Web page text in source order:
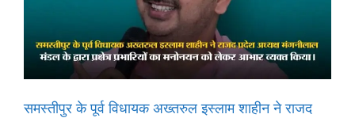
समस्तीपुर के पूर्व विधायक अख्तरुल इस्लाम शाहीन ने राजद